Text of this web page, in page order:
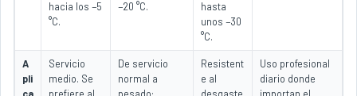
hacia los −5
°C.
−20 °C.
hasta
unos −30
°C.
A
pli
ca
Servicio
medio. Se
prefiere al
De servicio
normal a
pesado:
Resistent
e al
desgaste
Uso profesional
diario donde
importan el